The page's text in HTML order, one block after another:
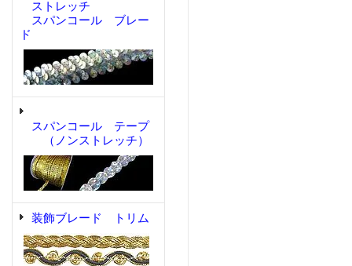
ストレッチ
スパンコール ブレー
ド
スパンコール テープ
（ノンストレッチ）
装飾ブレード トリム